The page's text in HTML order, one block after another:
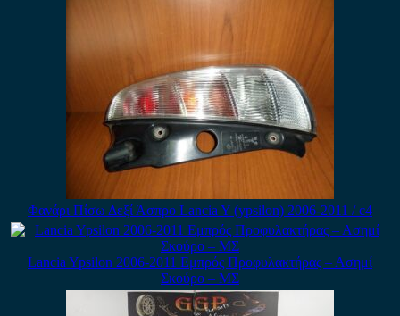
Φανάρι Πίσω Δεξί Άσπρο Lancia Y (ypsilon) 2006-2011 / c4
Lancia Ypsilon 2006-2011 Εμπρός Προφυλακτήρας – Ασημί
Σκούρο – ΜΣ